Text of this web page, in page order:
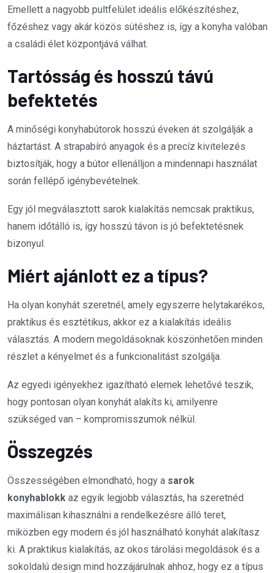
Emellett a nagyobb pultfelület ideális előkészítéshez,
főzéshez vagy akár közös sütéshez is, így a konyha valóban
a családi élet központjává válhat.
Tartósság és hosszú távú
befektetés
A minőségi konyhabútorok hosszú éveken át szolgálják a
háztartást. A strapabíró anyagok és a precíz kivitelezés
biztosítják, hogy a bútor ellenálljon a mindennapi használat
során fellépő igénybevételnek.
Egy jól megválasztott sarok kialakítás nemcsak praktikus,
hanem időtálló is, így hosszú távon is jó befektetésnek
bizonyul.
Miért ajánlott ez a típus?
Ha olyan konyhát szeretnél, amely egyszerre helytakarékos,
praktikus és esztétikus, akkor ez a kialakítás ideális
választás. A modern megoldásoknak köszönhetően minden
részlet a kényelmet és a funkcionalitást szolgálja.
Az egyedi igényekhez igazítható elemek lehetővé teszik,
hogy pontosan olyan konyhát alakíts ki, amilyenre
szükséged van – kompromisszumok nélkül.
Összegzés
Összességében elmondható, hogy a sarok
konyhablokk az egyik legjobb választás, ha szeretnéd
maximálisan kihasználni a rendelkezésre álló teret,
miközben egy modern és jól használható konyhát alakítasz
ki. A praktikus kialakítás, az okos tárolási megoldások és a
sokoldalú design mind hozzájárulnak ahhoz, hogy ez a típus